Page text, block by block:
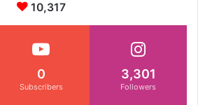
10,317
0
Subscribers
3,301
Followers